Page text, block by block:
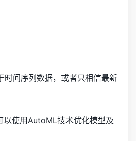
时间序列数据，或者只相信最新
以使用AutoML技术优化模型及